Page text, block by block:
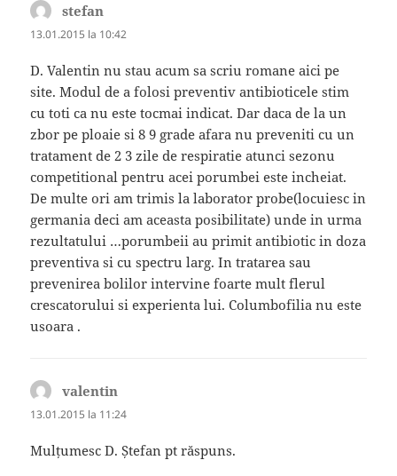
stefan
13.01.2015 la 10:42
D. Valentin nu stau acum sa scriu romane aici pe
site. Modul de a folosi preventiv antibioticele stim
cu toti ca nu este tocmai indicat. Dar daca de la un
zbor pe ploaie si 8 9 grade afara nu preveniti cu un
tratament de 2 3 zile de respiratie atunci sezonu
competitional pentru acei porumbei este incheiat.
De multe ori am trimis la laborator probe(locuiesc in
germania deci am aceasta posibilitate) unde in urma
rezultatului …porumbeii au primit antibiotic in doza
preventiva si cu spectru larg. In tratarea sau
prevenirea bolilor intervine foarte mult flerul
crescatorului si experienta lui. Columbofilia nu este
usoara .
valentin
13.01.2015 la 11:24
Mulțumesc D. Ștefan pt răspuns.